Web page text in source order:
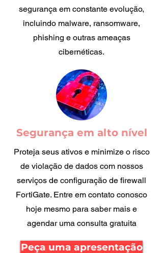
segurança em constante evolução,
incluindo malware, ransomware,
phishing e outras ameaças
cibernéticas.
Segurança em alto nível
Proteja seus ativos e minimize o risco
de violação de dados com nossos
serviços de configuração de firewall
FortiGate. Entre em contato conosco
hoje mesmo para saber mais e
agendar uma consulta gratuita
Peça uma apresentação